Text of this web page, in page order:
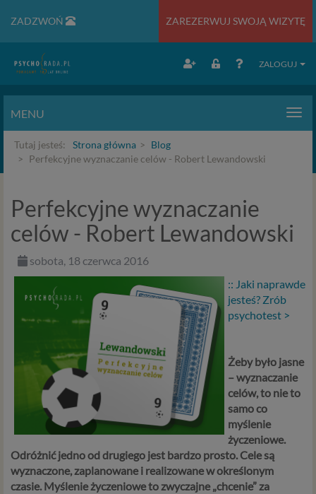
ZADZWOŃ ZAREZERWUJ SWOJĄ WIZYTĘ
ZALOGUJ
MENU
Tutaj jesteś: Strona główna
Blog
Perfekcyjne wyznaczanie celów - Robert Lewandowski
Perfekcyjne wyznaczanie
celów - Robert Lewandowski
sobota, 18 czerwca 2016
:: Jaki naprawde
jesteś? Zrób
psychotest >
Żeby było jasne
– wyznaczanie
celów, to nie to
samo co
myślenie
życzeniowe.
Odróżnić jedno od drugiego jest bardzo prosto. Cele są
wyznaczone, zaplanowane i realizowane w określonym
czasie. Myślenie życzeniowe to zwyczajne „chcenie” za